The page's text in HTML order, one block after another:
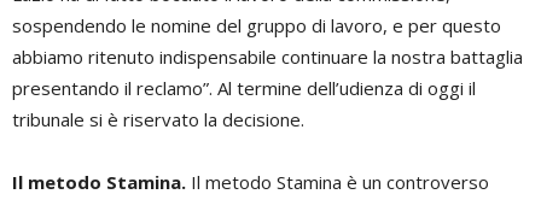
sospendendo le nomine del gruppo di lavoro, e per questo
abbiamo ritenuto indispensabile continuare la nostra battaglia
presentando il reclamo”. Al termine dell’udienza di oggi il
tribunale si è riservato la decisione.
Il metodo Stamina. Il metodo Stamina è un controverso